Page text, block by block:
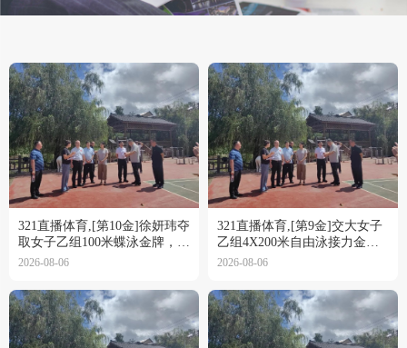
321直播体育,[第10金]徐妍玮夺
取女子乙组100米蝶泳金牌，打
破纪录
2026-08-06
321直播体育,[第9金]交大女子
乙组4X200米自由泳接力金
牌，并打破大运会纪录
2026-08-06